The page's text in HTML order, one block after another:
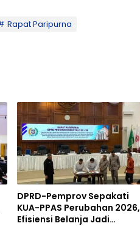
Rapat Paripurna
DPRD-Pemprov Sepakati
KUA-PPAS Perubahan 2026,
Efisiensi Belanja Jadi